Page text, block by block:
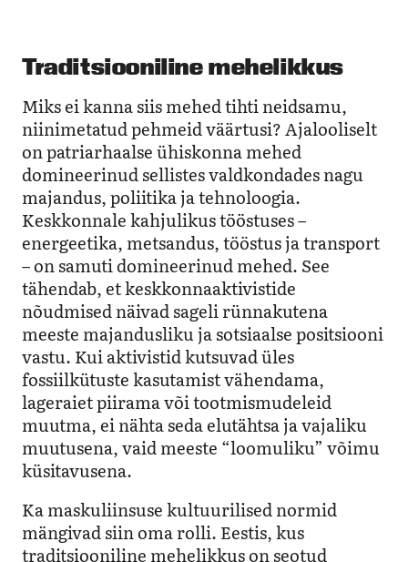
Traditsiooniline mehelikkus
Miks ei kanna siis mehed tihti neidsamu,
niinimetatud pehmeid väärtusi? Ajalooliselt
on patriarhaalse ühiskonna mehed
domineerinud sellistes valdkondades nagu
majandus, poliitika ja tehnoloogia.
Keskkonnale kahjulikus tööstuses –
energeetika, metsandus, tööstus ja transport
– on samuti domineerinud mehed. See
tähendab, et keskkonnaaktivistide
nõudmised näivad sageli rünnakutena
meeste majandusliku ja sotsiaalse positsiooni
vastu. Kui aktivistid kutsuvad üles
fossiilkütuste kasutamist vähendama,
lageraiet piirama või tootmismudeleid
muutma, ei nähta seda elutähtsa ja vajaliku
muutusena, vaid meeste “loomuliku” võimu
küsitavusena.
Ka maskuliinsuse kultuurilised normid
mängivad siin oma rolli. Eestis, kus
traditsiooniline mehelikkus on seotud